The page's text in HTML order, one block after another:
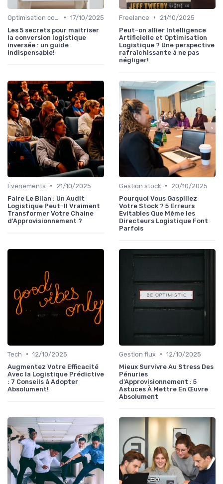
• 17/10/2025
Les 5 secrets pour maitriser
la conversion logistique
inversée : un guide
indispensable!
Freelance •
21/10/2025
Peut-on allier Intelligence
Artificielle et Optimisation
Logistique ? Une perspective
rafraîchissante à ne pas
négliger!
Évènements •
21/10/2025
Faire Le Bilan : Un Audit
Logistique Peut-Il Vraiment
Transformer Votre Chaine
d'Approvisionnement ?
Gestion stock •
20/10/2025
Pourquoi Vous Gaspillez
Votre Stock ? 5 Erreurs
Evitables Que Même les
Directeurs Logistique Font
Parfois
Tech • 12/10/2025
Augmentez Votre Efficacité
Avec la Logistique Prédictive
: 7 Conseils à Adopter
Absolument!
Gestion flux • 12/10/2025
Mieux Survivre Au Stress Des
Pénuries
d'Approvisionnement : 5
Astuces À Mettre En Œuvre
Absolument